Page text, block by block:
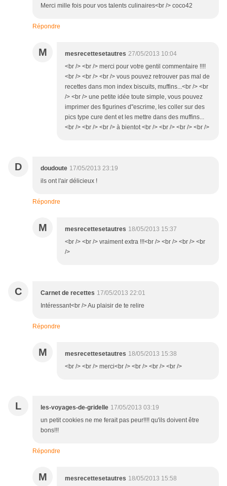
Merci mille fois pour vos talents culinaires<br /> coco42
Répondre
M mesrecettesetautres 27/05/2013 10:04
<br /> <br /> merci pour votre gentil commentaire !!!!
<br /> <br /> <br /> vous pouvez retrouver pas mal de
recettes dans mon index biscuits, muffins...<br /> <br
/> <br /> une petite idée toute simple, vous pouvez
imprimer des figurines d"escrime, les coller sur des
pics type cure dent et les mettre dans des muffins...
<br /> <br /> <br /> à bientot <br /> <br /> <br /> <br />
D doudoute 17/05/2013 23:19
ils ont l'air délicieux !
Répondre
M mesrecettesetautres 18/05/2013 15:37
<br /> <br /> vraiment extra !!!<br /> <br /> <br /> <br
/>
C Carnet de recettes 17/05/2013 22:01
Intéressant<br /> Au plaisir de te relire
Répondre
M mesrecettesetautres 18/05/2013 15:38
<br /> <br /> merci<br /> <br /> <br /> <br />
L les-voyages-de-gridelle 17/05/2013 03:19
un petit cookies ne me ferait pas peur!!!! qu'ils doivent être
bons!!!
Répondre
M mesrecettesetautres 18/05/2013 15:58